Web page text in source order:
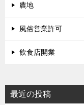
農地
風俗営業許可
飲食店開業
最近の投稿